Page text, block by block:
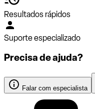
Resultados rápidos
Suporte especializado
Precisa de ajuda?
Falar com especialista